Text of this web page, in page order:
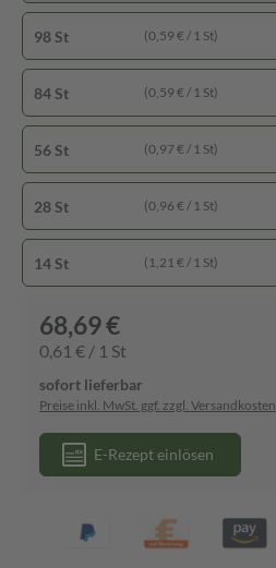
98 St (0,59 € / 1 St)
84 St (0,59 € / 1 St)
56 St (0,97 € / 1 St)
28 St (0,96 € / 1 St)
14 St (1,21 € / 1 St)
68,69 €
0,61 € / 1 St
sofort lieferbar
Preise inkl. MwSt. ggf. zzgl. Versandkosten
E-Rezept einlösen